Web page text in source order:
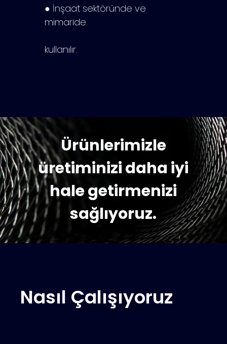
● İnşaat sektöründe ve
mimaride
kullanılır.
Ürünlerimizle
üretiminizi daha iyi
hale getirmenizi
sağlıyoruz.
Nasıl Çalışıyoruz